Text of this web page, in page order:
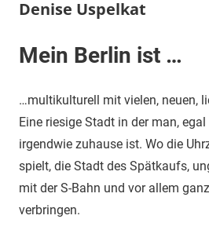
Denise Uspelkat
Mein Berlin ist …
…multikulturell mit vielen, neuen,
Eine riesige Stadt in der man,
irgendwie zuhause ist. Wo die
spielt, die Stadt des Spätkaufs,
mit der S-Bahn und vor allem
verbringen.